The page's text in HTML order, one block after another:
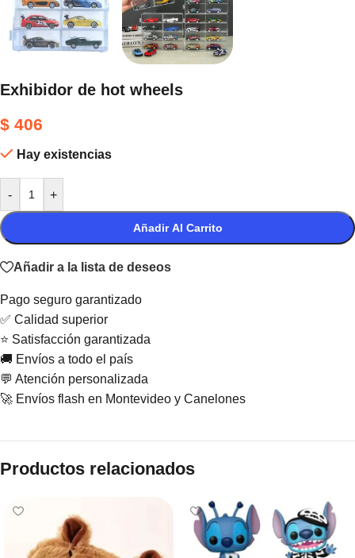
Exhibidor de hot wheels
$ 406
Hay existencias
- +
Añadir Al Carrito
Añadir a la lista de deseos
Pago seguro garantizado
✅ Calidad superior
⭐ Satisfacción garantizada
🚚 Envíos a todo el país
💬 Atención personalizada
🚀 Envíos flash en Montevideo y Canelones
Productos relacionados